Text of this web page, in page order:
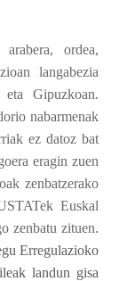
ordea,
langabezia
Gipuzkoan.
nabarmenak
ez datoz bat
eragin zuen
zenbatzerako
Euskal
zenbatu zituen.
Erregulazioko
landun gisa